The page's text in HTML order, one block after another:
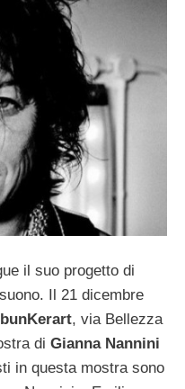
il suo progetto di
Il 21 dicembre
bunKerart, via Bellezza
di Gianna Nannini
in questa mostra sono